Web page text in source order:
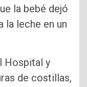
la bebé dejó
la leche en un
Hospital y
de costillas,